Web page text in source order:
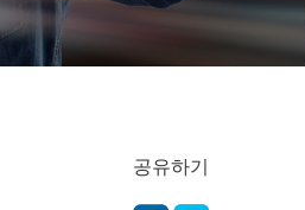
공유하기